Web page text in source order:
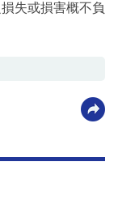
失或損害概不負